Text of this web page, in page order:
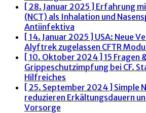
[ 28. Januar 2025 ] Erfahrung
(NCT) als Inhalation und
Antiinfektiva
[ 14. Januar 2025 ] USA: Neue
Alyftrek zugelassen CFTR
[ 10. Oktober 2024 ] 15 Fragen
Grippeschutzimpfung bei CF.
Hilfreiches
[ 25. September 2024 ] Simple
reduzieren Erkältungsdauern
Vorsorge